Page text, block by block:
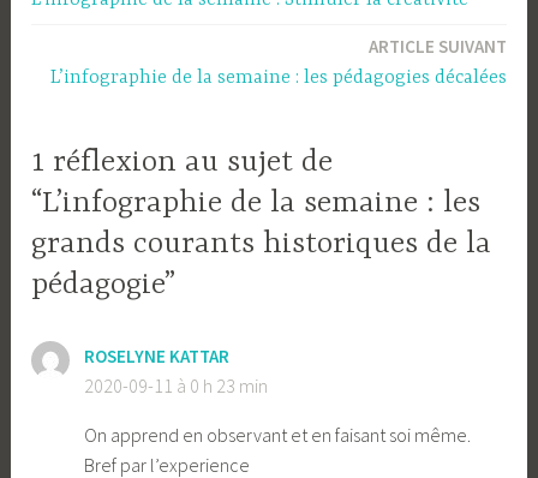
ARTICLE SUIVANT
L’infographie de la semaine : les pédagogies décalées
1 réflexion au sujet de
“L’infographie de la semaine : les
grands courants historiques de la
pédagogie”
ROSELYNE KATTAR
2020-09-11 à 0 h 23 min
On apprend en observant et en faisant soi même.
Bref par l’experience